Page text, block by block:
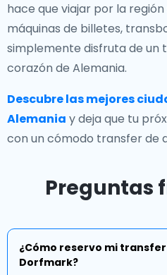
hace que viajar por la
máquinas de billetes,
simplemente disfruta de
corazón de Alemania.
Descubre las mejores
Alemania y deja que tu
con un cómodo transfer de
Preguntas
¿Cómo reservo mi
Dorfmark?